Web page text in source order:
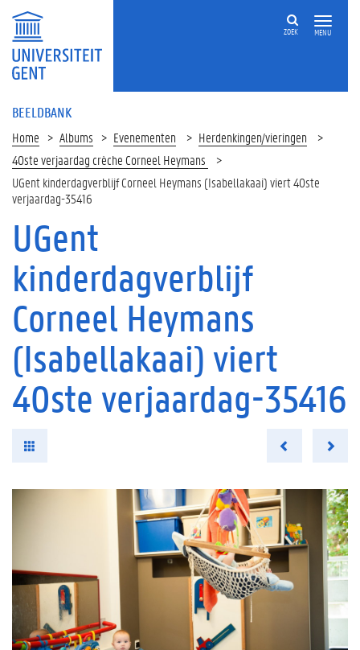
MENU
ZOEK
BEELDBANK
Home Albums Evenementen
Herdenkingen/vieringen
40ste verjaardag crèche Corneel Heymans
UGent kinderdagverblijf Corneel Heymans (Isabellakaai) viert 40ste
verjaardag-35416
UGent
kinderdagverblijf
Corneel Heymans
(Isabellakaai) viert
40ste verjaardag-35416